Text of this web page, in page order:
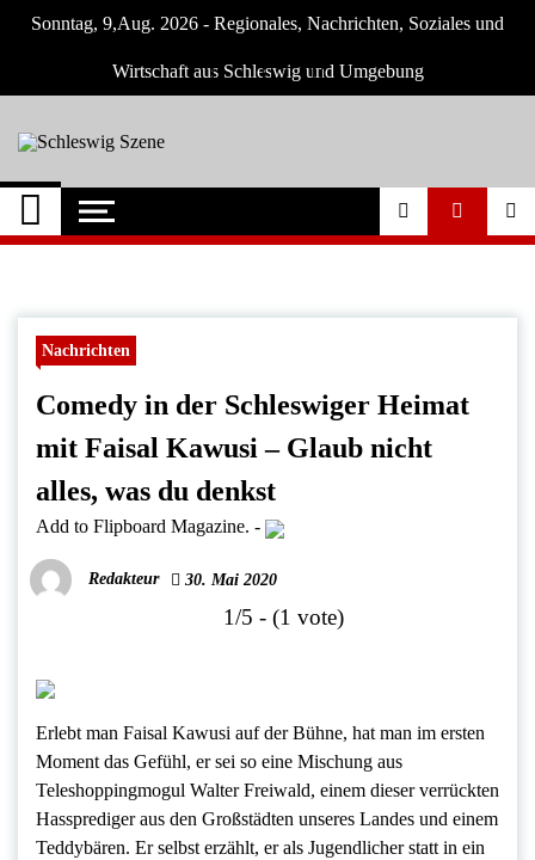
Sonntag, 9,Aug. 2026 - Regionales, Nachrichten, Soziales und
Wirtschaft aus Schleswig und Umgebung
Schleswig Szene
Neuigkeiten und Nachrichten aus Schleswig
und Umgebung
Nachrichten
Comedy in der Schleswiger Heimat
mit Faisal Kawusi – Glaub nicht
alles, was du denkst
Add to Flipboard Magazine. -
Redakteur 30. Mai 2020
1/5 - (1 vote)
Erlebt man Faisal Kawusi auf der Bühne, hat man im ersten
Moment das Gefühl, er sei so eine Mischung aus
Teleshoppingmogul Walter Freiwald, einem dieser verrückten
Hassprediger aus den Großstädten unseres Landes und einem
Teddybären. Er selbst erzählt, er als Jugendlicher statt in ein